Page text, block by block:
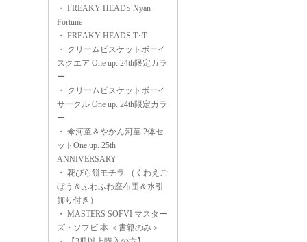
・ FREAKY HEADS Nyan
Fortune
・ FREAKY HEADS T･T
・ クリームビスケットボーイ
スクエア One up. 24th限定カラ
ー
・ クリームビスケットボーイ
サークル One up. 24th限定カラ
ー
・ 傘河童＆やかん河童 2体セ
ットOne up. 25th
ANNIVERSARY
・ 花びら餅モチラ （くわえご
ぼう＆ふわふわ座布団＆水引
飾り付き）
・ MASTERS SOFVI マスター
ズ・ソフビ 本 ＜書籍のみ＞